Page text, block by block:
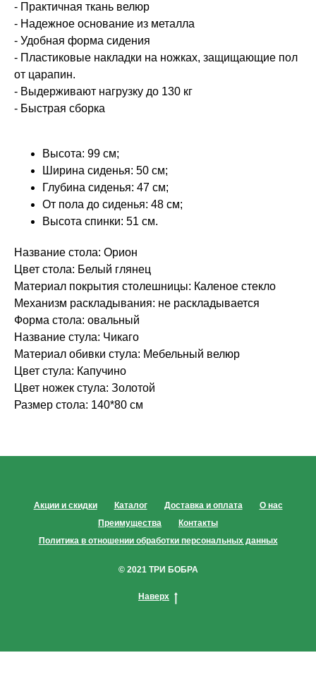
- Практичная ткань велюр
- Надежное основание из металла
- Удобная форма сидения
- Пластиковые накладки на ножках, защищающие пол
от царапин.
- Выдерживают нагрузку до 130 кг
- Быстрая сборка
Высота: 99 см;
Ширина сиденья: 50 см;
Глубина сиденья: 47 см;
От пола до сиденья: 48 см;
Высота спинки: 51 см.
Название стола: Орион
Цвет стола: Белый глянец
Материал покрытия столешницы: Каленое стекло
Механизм раскладывания: не раскладывается
Форма стола: овальный
Название стула: Чикаго
Материал обивки стула: Мебельный велюр
Цвет стула: Капучино
Цвет ножек стула: Золотой
Размер стола: 140*80 см
Акции и скидки Каталог Доставка и оплата
О нас
Преимущества
Контакты
Политика в отношении обработки персональных данных
© 2021 ТРИ БОБРА
Наверх